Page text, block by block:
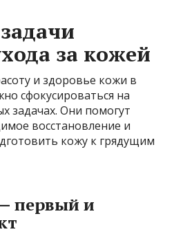
за кожей
и здоровье кожи в
сфокусироваться на
задачах. Они помогут
восстановление и
кожу к грядущим
первый и